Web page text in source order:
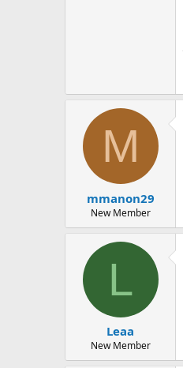
M
mmanon29
New Member
L
Leaa
New Member